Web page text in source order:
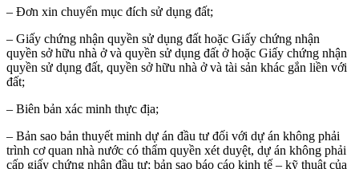
– Đơn xin chuyển mục đích sử dụng đất;
– Giấy chứng nhận quyền sử dụng đất hoặc Giấy chứng nhận
quyền sở hữu nhà ở và quyền sử dụng đất ở hoặc Giấy chứng nhận
quyền sử dụng đất, quyền sở hữu nhà ở và tài sản khác gắn liền với
đất;
– Biên bản xác minh thực địa;
– Bản sao bản thuyết minh dự án đầu tư đối với dự án không phải
trình cơ quan nhà nước có thẩm quyền xét duyệt, dự án không phải
cấp giấy chứng nhận đầu tư; bản sao báo cáo kinh tế – kỹ thuật của